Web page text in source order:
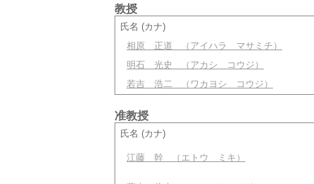
教授
氏名 (カナ)
相原 正道 （アイハラ マサミチ）
明石 光史
（アカシ コウジ）
若吉 浩二 （ワカヨシ コウジ）
准教授
氏名 (カナ)
江藤 幹 （エトウ ミキ）